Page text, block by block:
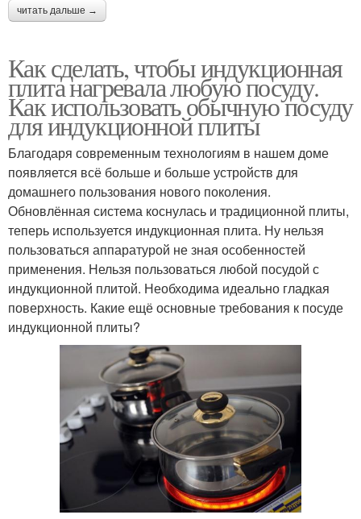
читать дальше →
Как сделать, чтобы индукционная
плита нагревала любую посуду.
Как использовать обычную посуду
для индукционной плиты
Благодаря современным технологиям в нашем доме
появляется всё больше и больше устройств для
домашнего пользования нового поколения.
Обновлённая система коснулась и традиционной плиты,
теперь используется индукционная плита. Ну нельзя
пользоваться аппаратурой не зная особенностей
применения. Нельзя пользоваться любой посудой с
индукционной плитой. Необходима идеально гладкая
поверхность. Какие ещё основные требования к посуде
индукционной плиты?